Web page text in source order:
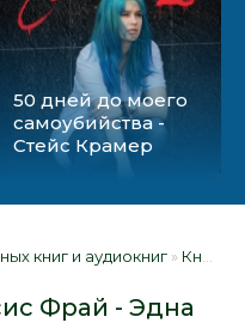
50 дней до моего
самоубийства -
Стейс Крамер
книг и аудиокниг » Книги
Фрай - Эдна